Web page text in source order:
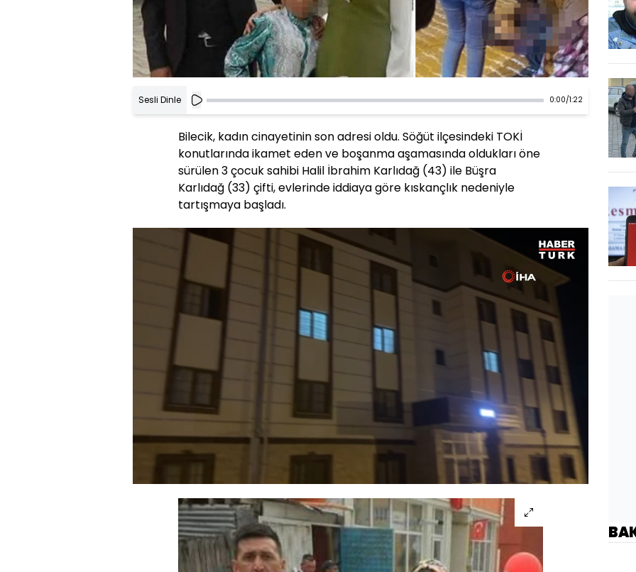
Sesli Dinle 0:00/1:22
Bilecik, kadın cinayetinin son adresi oldu. Söğüt ilçesindeki TOKİ
konutlarında ikamet eden ve boşanma aşamasında oldukları öne
sürülen 3 çocuk sahibi Halil İbrahim Karlıdağ (43) ile Büşra
Karlıdağ (33) çifti, evlerinde iddiaya göre kıskançlık nedeniyle
tartışmaya başladı.
Hızı